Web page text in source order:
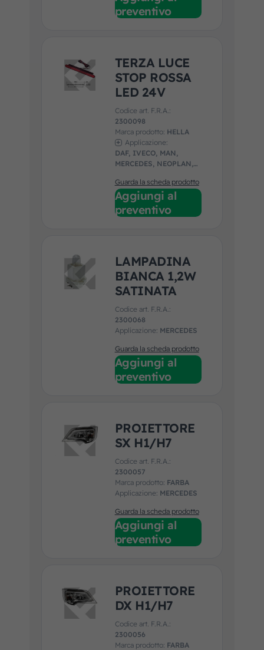
preventivo
TERZA LUCE
STOP ROSSA
LED 24V
Codice art. F.R.A.:
2300098
Marca prodotto: HELLA
Applicazione:
DAF, IVECO, MAN,
MERCEDES, NEOPLAN,
UNIVERSALE, VAN
HOOL, VDL, VOLVO
Guarda la scheda prodotto
Aggiungi al
preventivo
LAMPADINA
BIANCA 1,2W
SATINATA
Codice art. F.R.A.:
2300068
Applicazione: MERCEDES
Guarda la scheda prodotto
Aggiungi al
preventivo
PROIETTORE
SX H1/H7
Codice art. F.R.A.:
2300057
Marca prodotto: FARBA
Applicazione: MERCEDES
Guarda la scheda prodotto
Aggiungi al
preventivo
PROIETTORE
DX H1/H7
Codice art. F.R.A.:
2300056
Marca prodotto: FARBA